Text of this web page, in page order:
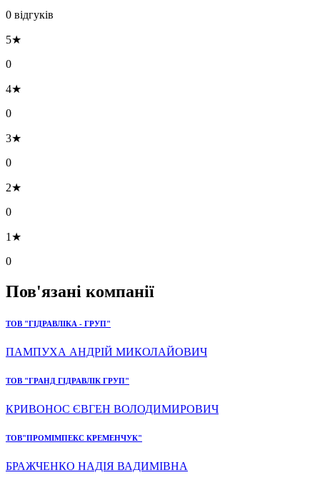
0 відгуків
5★
0
4★
0
3★
0
2★
0
1★
0
Пов'язані компанії
ТОВ "ГІДРАВЛІКА - ГРУП"
ПАМПУХА АНДРІЙ МИКОЛАЙОВИЧ
ТОВ "ГРАНД ГІДРАВЛІК ГРУП"
КРИВОНОС ЄВГЕН ВОЛОДИМИРОВИЧ
ТОВ"ПРОМІМПЕКС КРЕМЕНЧУК"
БРАЖЧЕНКО НАДІЯ ВАДИМІВНА